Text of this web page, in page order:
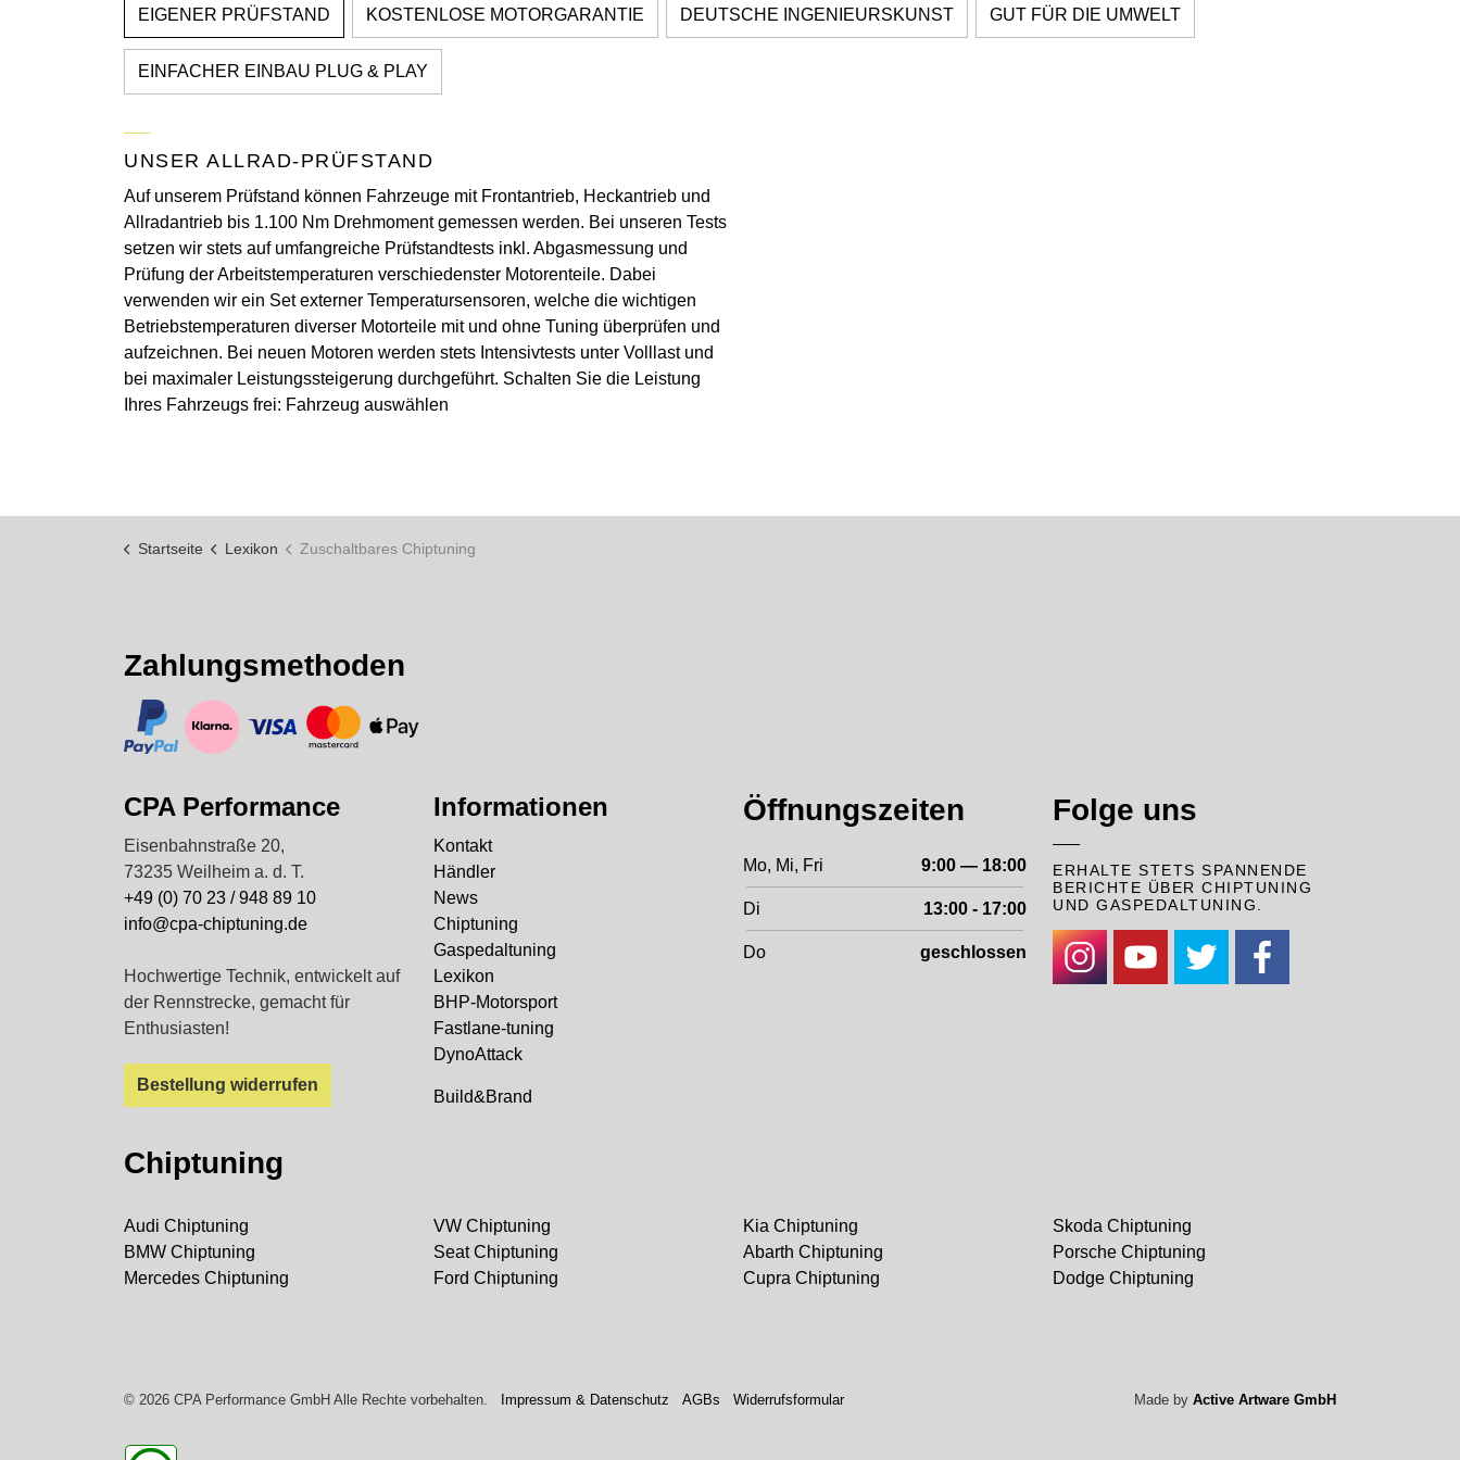
EIGENER PRÜFSTAND KOSTENLOSE MOTORGARANTIE DEUTSCHE INGENIEURSKUNST GUT FÜR DIE UMWELT
EINFACHER EINBAU PLUG & PLAY
UNSER ALLRAD-PRÜFSTAND
Auf unserem Prüfstand können Fahrzeuge mit Frontantrieb, Heckantrieb und
Allradantrieb bis 1.100 Nm Drehmoment gemessen werden. Bei unseren Tests
setzen wir stets auf umfangreiche Prüfstandtests inkl. Abgasmessung und
Prüfung der Arbeitstemperaturen verschiedenster Motorenteile. Dabei
verwenden wir ein Set externer Temperatursensoren, welche die wichtigen
Betriebstemperaturen diverser Motorteile mit und ohne Tuning überprüfen und
aufzeichnen. Bei neuen Motoren werden stets Intensivtests unter Volllast und
bei maximaler Leistungssteigerung durchgeführt. Schalten Sie die Leistung
Ihres Fahrzeugs frei: Fahrzeug auswählen
Startseite Lexikon Zuschaltbares Chiptuning
Zahlungsmethoden
CPA Performance
Eisenbahnstraße 20,
73235 Weilheim a. d. T.
+49 (0) 70 23 / 948 89 10
info@cpa-chiptuning.de
Hochwertige Technik, entwickelt auf
der Rennstrecke, gemacht für
Enthusiasten!
Bestellung widerrufen
Informationen
Kontakt
Händler
News
Chiptuning
Gaspedaltuning
Lexikon
BHP-Motorsport
Fastlane-tuning
DynoAttack
Build&Brand
Öffnungszeiten
Mo, Mi, Fri 9:00 — 18:00
Di 13:00 - 17:00
Do geschlossen
Folge uns
ERHALTE STETS SPANNENDE
BERICHTE ÜBER CHIPTUNING
UND GASPEDALTUNING.
Chiptuning
Audi Chiptuning
BMW Chiptuning
Mercedes Chiptuning
VW Chiptuning
Seat Chiptuning
Ford Chiptuning
Kia Chiptuning
Abarth Chiptuning
Cupra Chiptuning
Skoda Chiptuning
Porsche Chiptuning
Dodge Chiptuning
© 2026 CPA Performance GmbH Alle Rechte vorbehalten. Impressum & Datenschutz AGBs Widerrufsformular Made by Active Artware GmbH